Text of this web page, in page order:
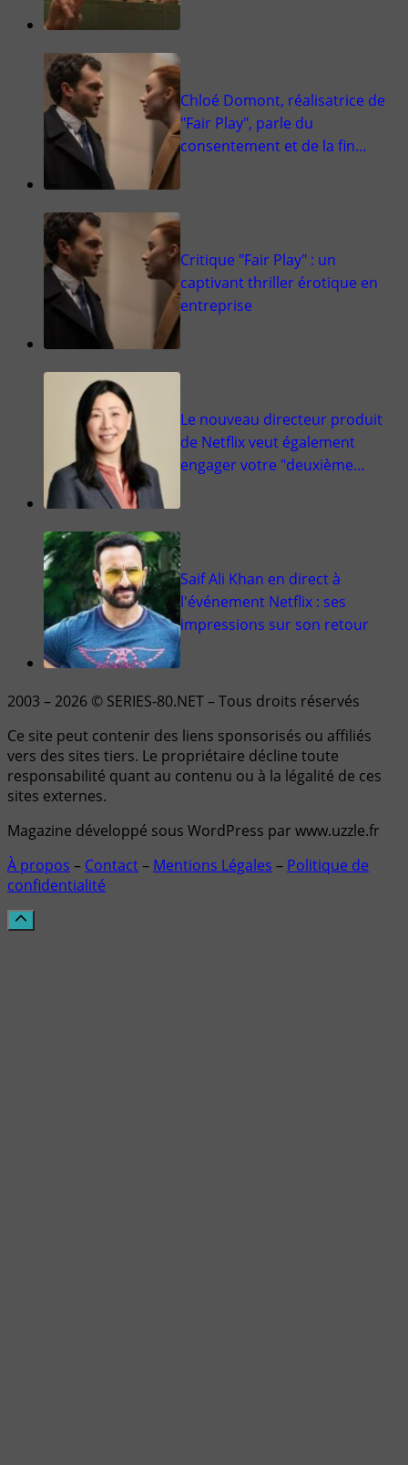
Chloé Domont, réalisatrice de
"Fair Play", parle du
consentement et de la fin…
Critique "Fair Play" : un
captivant thriller érotique en
entreprise
Le nouveau directeur produit
de Netflix veut également
engager votre "deuxième…
Saif Ali Khan en direct à
l'événement Netflix : ses
impressions sur son retour
2003 – 2026 © SERIES-80.NET – Tous droits réservés
Ce site peut contenir des liens sponsorisés ou affiliés
vers des sites tiers. Le propriétaire décline toute
responsabilité quant au contenu ou à la légalité de ces
sites externes.
Magazine développé sous WordPress par www.uzzle.fr
À propos – Contact– Mentions Légales – Politique de
confidentialité